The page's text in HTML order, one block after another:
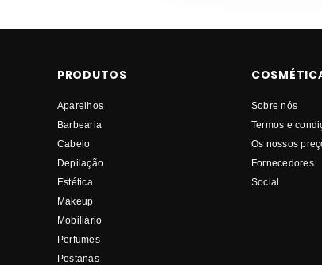
PRODUTOS
Aparelhos
Barbearia
Cabelo
Depilação
Estética
Makeup
Mobiliário
Perfumes
Pestanas
Sobre nós
Termos e
Os nossos
Fornecedores
Social